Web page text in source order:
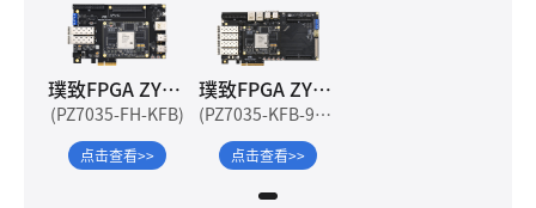
璞致FPGA ZYNQ7000 PZ7035-FH 开发板
(PZ7035-FH-KFB)
点击查看>>
璞致FPGA ZYNQ7000 ZYNQ7035 开发板
(PZ7035-KFB-900)
点击查看>>